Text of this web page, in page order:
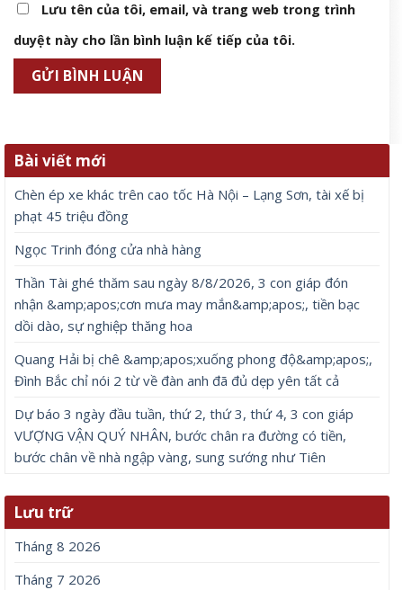
Lưu tên của tôi, email, và trang web trong trình
duyệt này cho lần bình luận kế tiếp của tôi.
Bài viết mới
Chèn ép xe khác trên cao tốc Hà Nội – Lạng Sơn, tài xế bị
phạt 45 triệu đồng
Ngọc Trinh đóng cửa nhà hàng
Thần Tài ghé thăm sau ngày 8/8/2026, 3 con giáp đón
nhận &amp;apos;cơn mưa may mắn&amp;apos;, tiền bạc
dồi dào, sự nghiệp thăng hoa
Quang Hải bị chê &amp;apos;xuống phong độ&amp;apos;,
Đình Bắc chỉ nói 2 từ về đàn anh đã đủ dẹp yên tất cả
Dự báo 3 ngày đầu tuần, thứ 2, thứ 3, thứ 4, 3 con giáp
VƯỢNG VẬN QUÝ NHÂN, bước chân ra đường có tiền,
bước chân về nhà ngập vàng, sung sướng như Tiên
Lưu trữ
Tháng 8 2026
Tháng 7 2026